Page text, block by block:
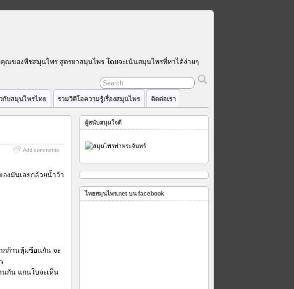
ณของพืชสมุนไพร สูตรยาสมุนไพร โดยจะเน้นสมุนไพรที่หาได้ง่ายๆ
วกับสมุนไพรไทย รวมวีดีโอความรู้เรื่องสมุนไพร ติดต่อเรา
Add comments
งมันเลยกล้วยน้ำว้า
กก้านหุ้มซ้อนกัน จะ
นกัน แกนใบจะเห็น
ผู้สนับสนุนใจดี
ไทยสมุนไพร.net บน facebook